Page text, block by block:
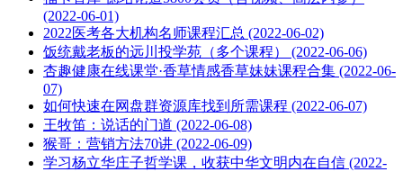
(2022-06-01)
2022医考各大机构名师课程汇总 (2022-06-02)
饭统戴老板的远川投学苑（多个课程） (2022-06-06)
杏趣健康在线课堂·香草情感香草妹妹课程合集 (2022-06-
07)
如何快速在网盘群资源库找到所需课程 (2022-06-07)
王牧笛：说话的门道 (2022-06-08)
猴哥：营销方法70讲 (2022-06-09)
学习杨立华庄子哲学课，收获中华文明内在自信 (2022-